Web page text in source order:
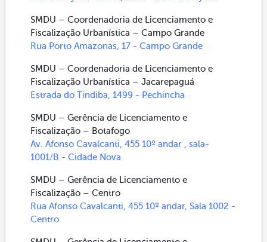
SMDU – Coordenadoria de Licenciamento e
Fiscalização Urbanística – Campo Grande
Rua Porto Amazonas, 17 - Campo Grande
SMDU – Coordenadoria de Licenciamento e
Fiscalização Urbanística – Jacarepaguá
Estrada do Tindiba, 1499 - Pechincha
SMDU – Gerência de Licenciamento e
Fiscalização – Botafogo
Av. Afonso Cavalcanti, 455 10º andar , sala-
1001/B - Cidade Nova
SMDU – Gerência de Licenciamento e
Fiscalização – Centro
Rua Afonso Cavalcanti, 455 10º andar, Sala 1002 -
Centro